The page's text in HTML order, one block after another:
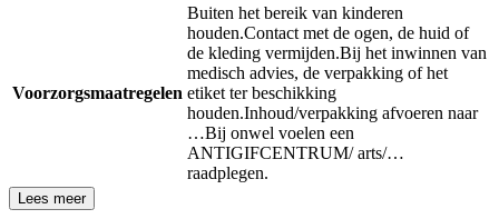
Voorzorgsmaatregelen
Buiten het bereik van kinderen
houden.Contact met de ogen, de huid of
de kleding vermijden.Bij het inwinnen van
medisch advies, de verpakking of het
etiket ter beschikking
houden.Inhoud/verpakking afvoeren naar
…Bij onwel voelen een
ANTIGIFCENTRUM/ arts/…
raadplegen.
Lees meer